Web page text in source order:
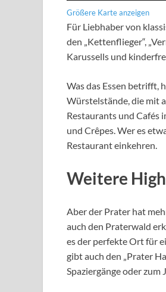
Größere Karte anzeigen
Für Liebhaber von
den „Kettenflieger“,
Karussells und
Was das Essen betrifft,
Würstelstände, die mit
Restaurants und Cafés
und Crêpes. Wer es
Restaurant einkehren.
Weitere
Aber der Prater hat
auch den Praterwald
es der perfekte Ort für
gibt auch den „Prater
Spaziergänge oder zum